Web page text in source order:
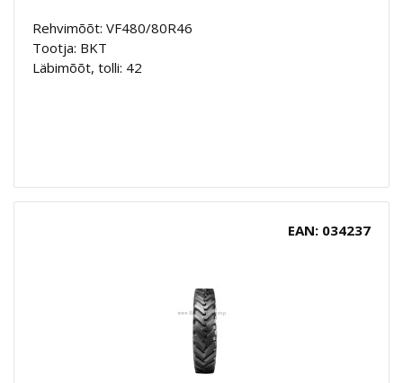
Rehvimõõt: VF480/80R46
Tootja: BKT
Läbimõõt, tolli: 42
EAN: 034237